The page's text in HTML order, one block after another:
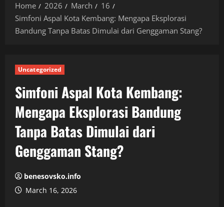
Home 2026 March
16
Simfoni Aspal Kota Kembang: Mengapa Eksplorasi
Bandung Tanpa Batas Dimulai dari Genggaman Stang?
Uncategorized
Simfoni Aspal Kota Kembang:
Mengapa Eksplorasi Bandung
Tanpa Batas Dimulai dari
Genggaman Stang?
benesovsko.info
March 16, 2026